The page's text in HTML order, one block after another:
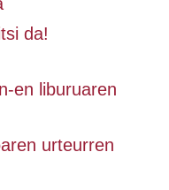
da!
en liburuaren
urteurren